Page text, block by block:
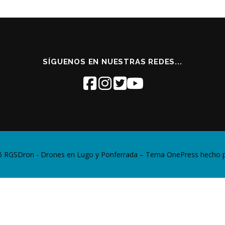
SÍGUENOS EN NUESTRAS REDES...
RGSDron - Drones en Lugo y Ponferrada – Tema OnePress hecho